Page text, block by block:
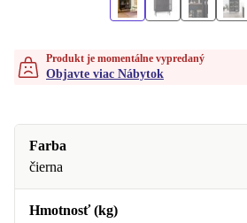
Produkt je momentálne vypredaný
Objavte viac Nábytok
Farba
čierna
Hmotnosť (kg)